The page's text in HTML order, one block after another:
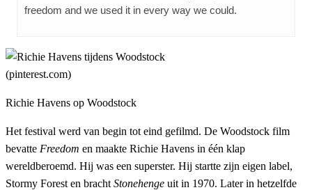
freedom and we used it in every way we could.
Richie Havens op Woodstock
Het festival werd van begin tot eind gefilmd. De Woodstock film
bevatte Freedom en maakte Richie Havens in één klap
wereldberoemd. Hij was een superster. Hij startte zijn eigen label,
Stormy Forest en bracht Stonehenge uit in 1970. Later in hetzelfde